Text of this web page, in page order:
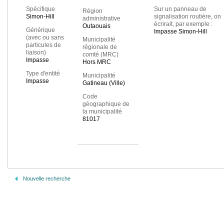
Spécifique
Simon-Hill
Générique
(avec ou sans
particules de
liaison)
Impasse
Type d'entité
Impasse
Région
administrative
Outaouais
Municipalité
régionale de
comté (MRC)
Hors MRC
Municipalité
Gatineau (Ville)
Code
géographique de
la municipalité
81017
Sur un panneau de
signalisation routière, on
écrirait, par exemple :
Impasse Simon-Hill
Nouvelle recherche